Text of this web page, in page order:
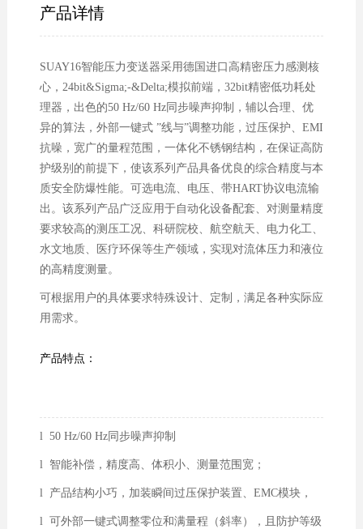
产品详情
SUAY16智能压力变送器采用德国进口高精密压力感测核
心，24bit&Sigma;-&Delta;模拟前端，32bit精密低功耗处
理器，出色的50 Hz/60 Hz同步噪声抑制，辅以合理、优
异的算法，外部一键式 ”线与”调整功能，过压保护、EMI
抗噪，宽广的量程范围，一体化不锈钢结构，在保证高防
护级别的前提下，使该系列产品具备优良的综合精度与本
质安全防爆性能。可选电流、电压、带HART协议电流输
出。该系列产品广泛应用于自动化设备配套、对测量精度
要求较高的测压工况、科研院校、航空航天、电力化工、
水文地质、医疗环保等生产领域，实现对流体压力和液位
的高精度测量。
可根据用户的具体要求特殊设计、定制，满足各种实际应
用需求。
产品特点：
l 50 Hz/60 Hz同步噪声抑制
l 智能补偿，精度高、体积小、测量范围宽；
l 产品结构小巧，加装瞬间过压保护装置、EMC模块，
l 可外部一键式调整零位和满量程（斜率），且防护等级